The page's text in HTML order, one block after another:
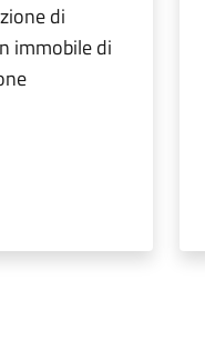
di
immobile di